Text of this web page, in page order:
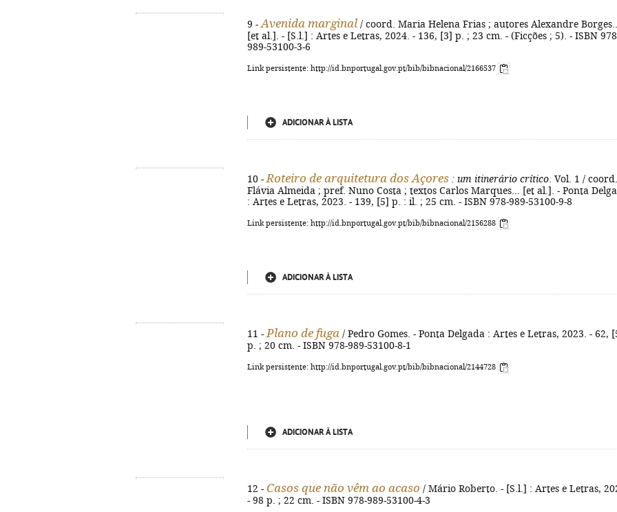
9 - Avenida marginal / coord. Maria Helena Frias ; autores Alexandre Borges...
[et al.]. - [S.l.] : Artes e Letras, 2024. - 136, [3] p. ; 23 cm. - (Ficções ; 5). - ISBN
989-53100-3-6
Link persistente: http://id.bnportugal.gov.pt/bib/bibnacional/2166537
ADICIONAR À LISTA
10 - Roteiro de arquitetura dos Açores : um itinerário crítico . Vol. 1 / coord.
Flávia Almeida ; pref. Nuno Costa ; textos Carlos Marques... [et al.]. - Ponta
: Artes e Letras, 2023. - 139, [5] p. : il. ; 25 cm. - ISBN 978-989-53100-9-8
Link persistente: http://id.bnportugal.gov.pt/bib/bibnacional/2156288
ADICIONAR À LISTA
11 - Plano de fuga / Pedro Gomes. - Ponta Delgada : Artes e Letras, 2023. - 62,
p. ; 20 cm. - ISBN 978-989-53100-8-1
Link persistente: http://id.bnportugal.gov.pt/bib/bibnacional/2144728
ADICIONAR À LISTA
12 - Casos que não vêm ao acaso / Mário Roberto. - [S.l.] : Artes e Letras,
- 98 p. ; 22 cm. - ISBN 978-989-53100-4-3